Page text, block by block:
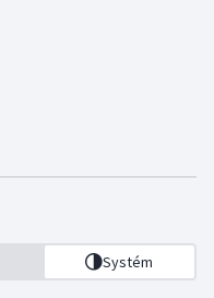
Systém